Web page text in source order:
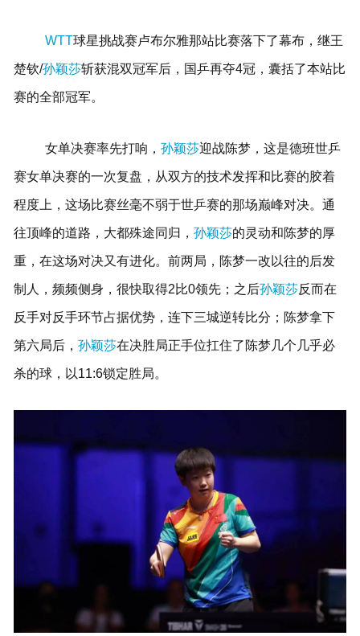
WTT球星挑战赛卢布尔雅那站比赛落下了幕布，继王
楚钦/孙颖莎斩获混双冠军后，国乒再夺4冠，囊括了本站比
赛的全部冠军。
女单决赛率先打响，孙颖莎迎战陈梦，这是德班世乒
赛女单决赛的一次复盘，从双方的技术发挥和比赛的胶着
程度上，这场比赛丝毫不弱于世乒赛的那场巅峰对决。通
往顶峰的道路，大都殊途同归， 孙颖莎的灵动和陈梦的厚
重，在这场对决又有进化。前两局，陈梦一改以往的后发
制人，频频侧身，很快取得2比0领先；之后孙颖莎反而在
反手对反手环节占据优势，连下三城逆转比分；陈梦拿下
第六局后， 孙颖莎在决胜局正手位扛住了陈梦几个几乎必
杀的球，以11:6锁定胜局。